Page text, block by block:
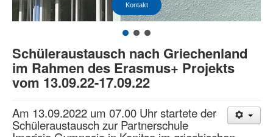
Kontakt
Schüleraustausch nach Griechenland
im Rahmen des Erasmus+ Projekts
vom 13.09.22-17.09.22
Am 13.09.2022 um 07.00 Uhr startete der
Schüleraustausch zur Partnerschule